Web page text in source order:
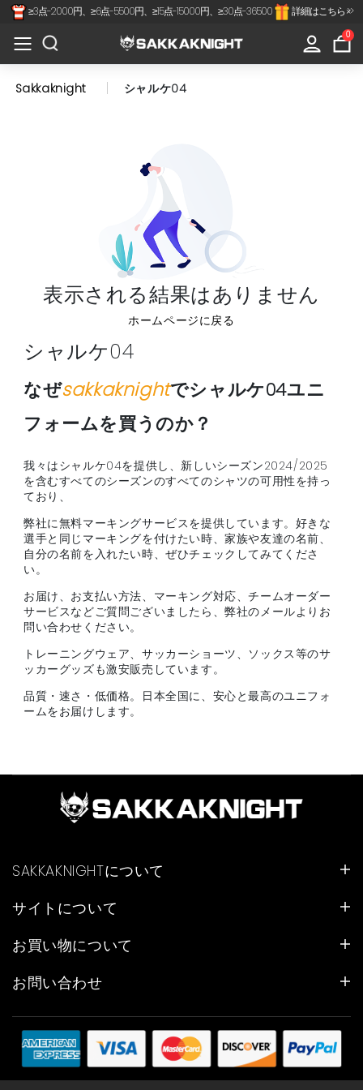
≥3点-2000円、≥6点-5500円、≥15点-15000円、≥30点-36500 詳細はこちら >>
×
0
All
Categories
プレミアリーグ
セリアA
Sakkaknight シャルケ04
表示される結果はありません
ホームページに戻る
シャルケ04
なぜsakkaknightでシャルケ04ユニ
フォームを買うのか？
我々はシャルケ04を提供し、新しいシーズン2024/2025
を含むすべてのシーズンのすべてのシャツの可用性を持っ
ており、
弊社に無料マーキングサービスを提供しています。好きな
選手と同じマーキングを付けたい時、家族や友達の名前、
自分の名前を入れたい時、ぜひチェックしてみてくださ
い。
お届け、お支払い方法、マーキング対応、チームオーダー
サービスなどご質問ございましたら、弊社のメールよりお
問い合わせください。
トレーニングウェア、サッカーショーツ、ソックス等のサ
ッカーグッズも激安販売しています。
品質・速さ・低価格。日本全国に、安心と最高のユニフォ
ームをお届けします。
SAKKAKNIGHTについて
サイトについて
お買い物について
お問い合わせ